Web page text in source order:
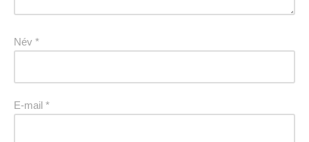
Név *
E-mail *